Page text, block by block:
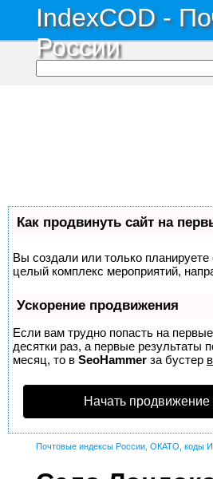
IndexCOD -
России
Как продвинуть сайт на
Вы создали или только планируете
целый комплекс мероприятий,
Ускорение продвижения
Если вам трудно попасть на
десятки раз, а первые результаты
месяц, то в SeoHammer за бустер
Начать продвижение
Почтовые индексы России, ОКАТО, коды